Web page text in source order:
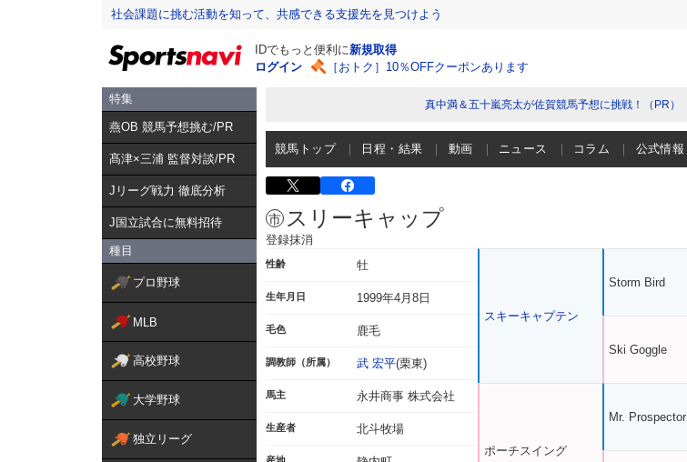
社会課題に挑む活動を知って、共感できる支援先を見つけよう
IDでもっと便利に新規取得
ログイン
［おトク］10％OFFクーポンあります
特集
燕OB 競馬予想挑む/PR
髙津×三浦 監督対談/PR
Jリーグ戦力 徹底分析
J国立試合に無料招待
種目
プロ野球
MLB
高校野球
大学野球
独立リーグ
真中満＆五十嵐亮太が佐賀競馬予想に挑戦！（PR）
競馬トップ 日程・結果 動画 ニュース コラム 公式情報
スリーキャップ
登録抹消
性齢 牡
生年月日 1999年4月8日
毛色 鹿毛
調教師（所属） 武 宏平(栗東)
馬主 永井商事 株式会社
生産者 北斗牧場
スキーキャプテン
ポーチスイング
Storm Bird
Ski Goggle
Mr. Prospector